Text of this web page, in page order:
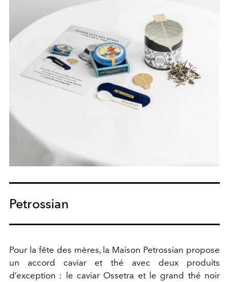
Petrossian
Pour la fête des mères, la Maison Petrossian propose
un accord caviar et thé avec deux produits
d’exception : le caviar Ossetra et le grand thé noir